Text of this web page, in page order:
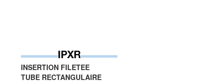
IPXR
INSERTION FILETEE
TUBE RECTANGULAIRE